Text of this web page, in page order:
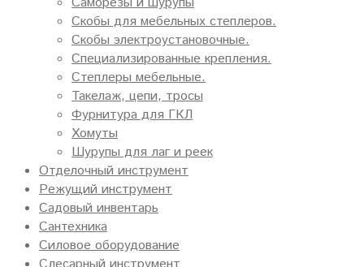
Скобы для мебельных степлеров.
Скобы электроустановочные.
Специализированные крепления.
Степлеры мебельные.
Такелаж, цепи, тросы
Фурнитура для ГКЛ
Хомуты
Шурупы для лаг и реек
Отделочный инструмент
Режущий инструмент
Садовый инвентарь
Сантехника
Силовое оборудование